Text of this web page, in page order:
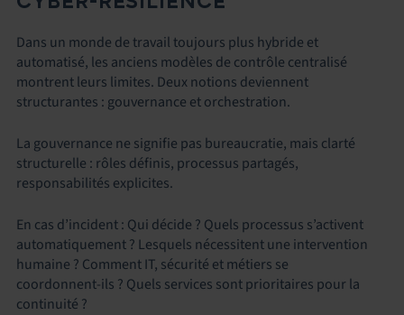
Dans un monde de travail toujours plus hybride et
automatisé, les anciens modèles de contrôle centralisé
montrent leurs limites. Deux notions deviennent
structurantes : gouvernance et orchestration.
La gouvernance ne signifie pas bureaucratie, mais clarté
structurelle : rôles définis, processus partagés,
responsabilités explicites.
En cas d’incident : Qui décide ? Quels processus s’activent
automatiquement ? Lesquels nécessitent une intervention
humaine ? Comment IT, sécurité et métiers se
coordonnent‑ils ? Quels services sont prioritaires pour la
continuité ?